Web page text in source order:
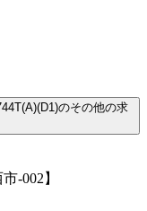
のその他の求
-002】